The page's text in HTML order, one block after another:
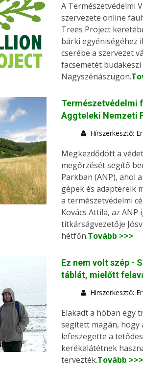
A Természetvédelmi
szervezete online
Trees Project
bárki egyéniségéhez
cserébe a szervezet
facsemetét
Nagyszénászugon.
Természetvédelmi
Aggteleki Nemzeti
Hírszerkesztő:
Megkezdődött a
megőrzését segítő
Parkban (ANP), ahol
gépek és adaptereik
a természetvédelmi
Kovács Attila, az
titkárságvezetője
hétfőn.Tovább >>>
Ez nem volt szép -
táblát, mielőtt
Hírszerkesztő:
Elakadt a hóban egy
segített magán, hogy
lefeszegette a
kerékalátétnek
tervezték.Tovább >>>